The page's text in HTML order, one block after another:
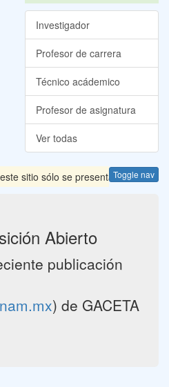
Investigador
Profesor de carrera
Técnico acádemico
Profesor de asignatura
Ver todas
Toggle nav
sitio sólo se presentan las
Abierto
publicación
) de GACETA